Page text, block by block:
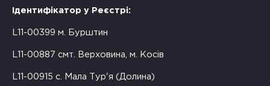
Ідентифікатор у Реєстрі:
L11-00399 м. Бурштин
L11-00887 смт. Верховина, м. Косів
L11-00915 с. Мала Тур'я (Долина)